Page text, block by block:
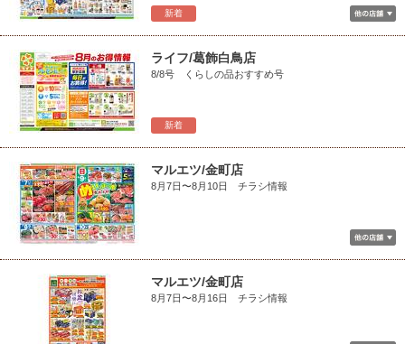
新着
新着
ライフ/葛飾白鳥店
8/8号 くらしの品おすすめ号
マルエツ/金町店
8月7日〜8月10日 チラシ情報
マルエツ/金町店
8月7日〜8月16日 チラシ情報